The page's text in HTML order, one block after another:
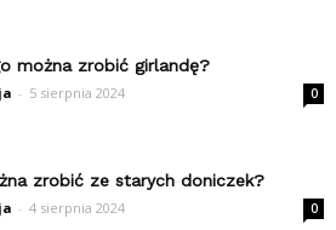
można zrobić girlandę?
- 5 sierpnia 2024 0
zrobić ze starych doniczek?
- 4 sierpnia 2024 0